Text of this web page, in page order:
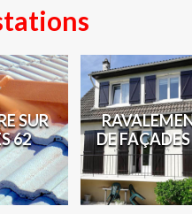
SUR
62
DE